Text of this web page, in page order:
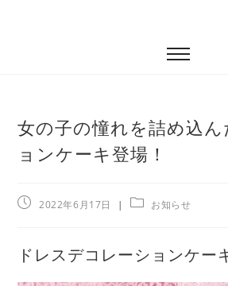
女の子の憧れを詰め込
ョンケーキ登場！
2022年6月17日 お知らせ
ドレスデコレーションケー